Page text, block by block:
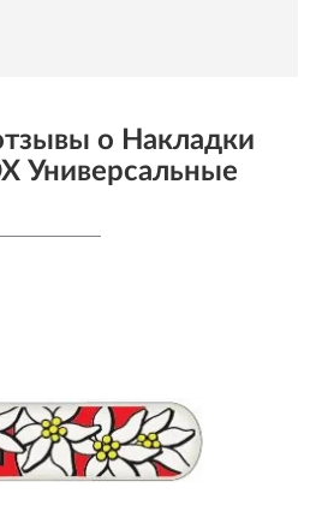
о Накладки
Универсальные